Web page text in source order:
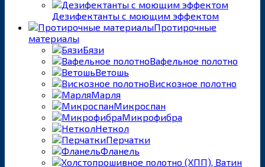
Дезифектанты с моющим эффектом
Протирочные
материалы
Бязи
Вафельное полотно
Ветошь
Вискозное полотно
Марля
Микроспан
Микрофибра
Неткол
Перчатки
Фланель